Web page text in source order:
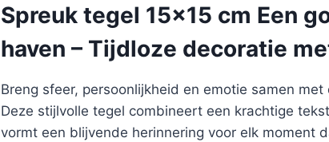
Spreuk tegel 15×15 cm Een
haven – Tijdloze decoratie
Breng sfeer, persoonlijkheid en emotie samen
Deze stijlvolle tegel combineert een krachtige
vormt een blijvende herinnering voor elk moment